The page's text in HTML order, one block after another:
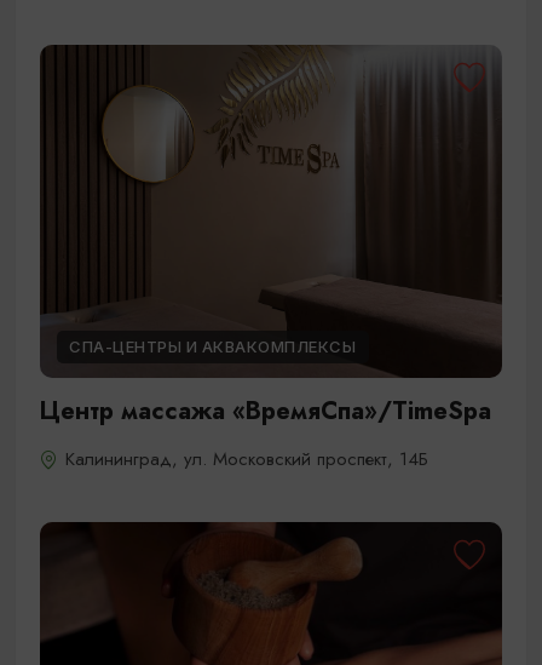
СПА-ЦЕНТРЫ И АКВАКОМПЛЕКСЫ
Центр массажа «ВремяСпа»/TimeSpa
Калининград, ул. Московский проспект, 14Б